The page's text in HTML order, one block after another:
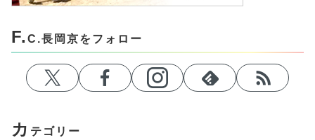
F. C.長岡京をフォロー
カ テゴリー